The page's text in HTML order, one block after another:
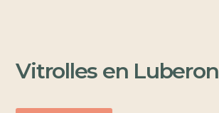
Vitrolles en Luberon